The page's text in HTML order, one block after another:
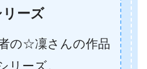
ーズ
の☆凜さんの作品
リーズ。